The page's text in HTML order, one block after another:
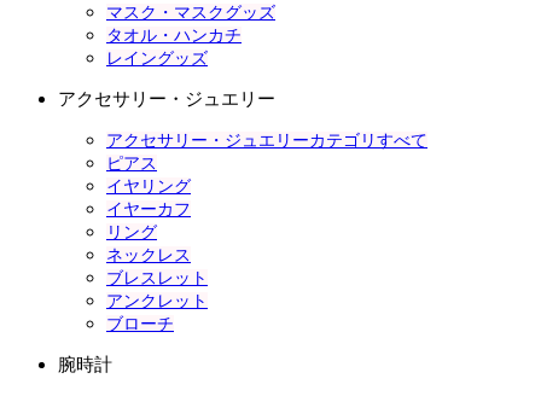
マスク・マスクグッズ
タオル・ハンカチ
レイングッズ
アクセサリー・ジュエリー
アクセサリー・ジュエリーカテゴリすべて
ピアス
イヤリング
イヤーカフ
リング
ネックレス
ブレスレット
アンクレット
ブローチ
腕時計